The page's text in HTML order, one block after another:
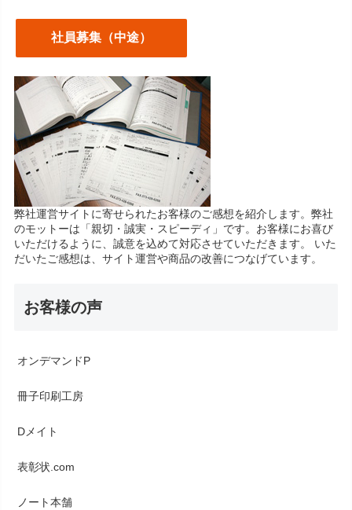
社員募集（中途）
弊社運営サイトに寄せられたお客様のご感想を紹介します。弊社
のモットーは「親切・誠実・スピーディ」です。お客様にお喜び
いただけるように、誠意を込めて対応させていただきます。 いた
だいたご感想は、サイト運営や商品の改善につなげています。
お客様の声
オンデマンドP
冊子印刷工房
Dメイト
表彰状.com
ノート本舗